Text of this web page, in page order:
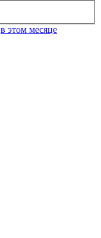
в этом месяце